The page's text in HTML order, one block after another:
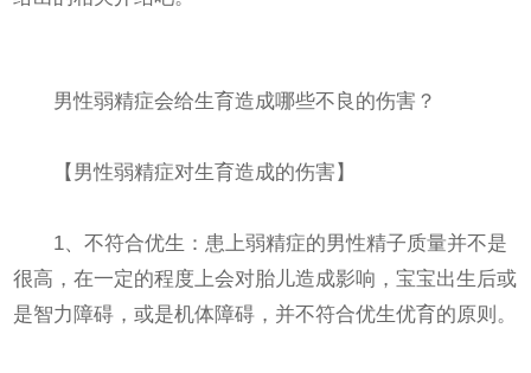
男性弱精症会给生育造成哪些不良的伤害？
【男性弱精症对生育造成的伤害】
1、不符合优生：患上弱精症的男性精子质量并不是
很高，在一定的程度上会对胎儿造成影响，宝宝出生后或
是智力障碍，或是机体障碍，并不符合优生优育的原则。